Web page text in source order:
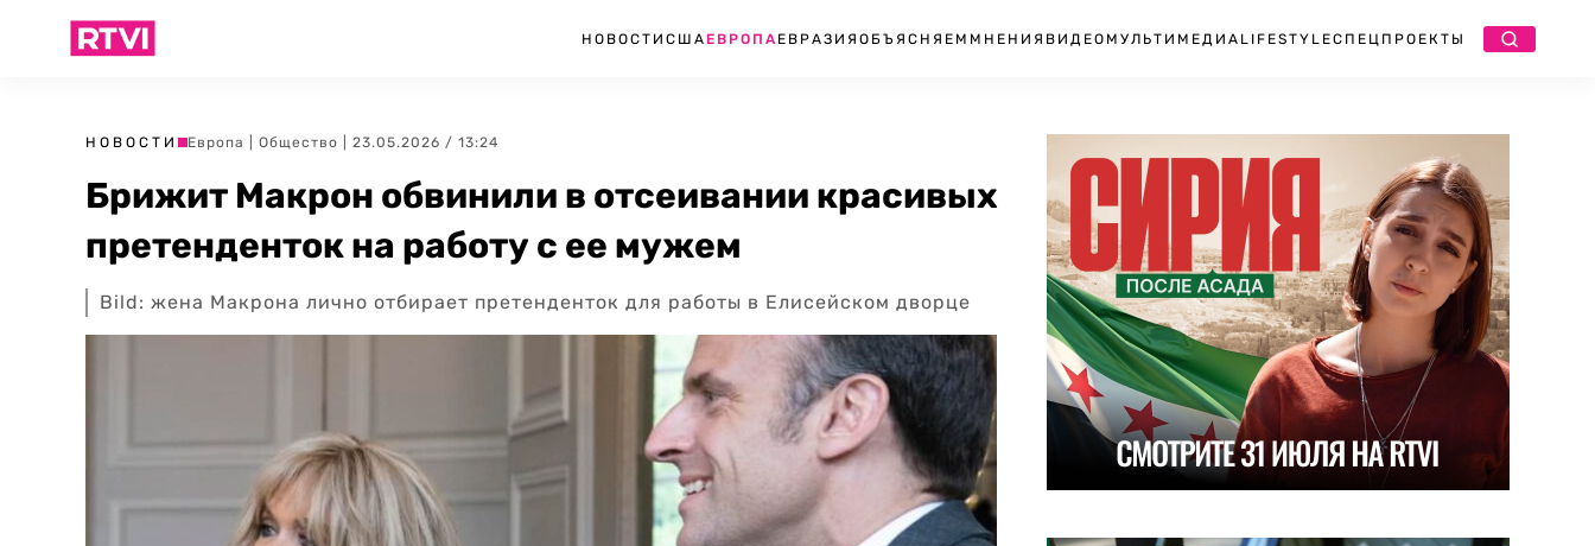
НОВОСТИ США ЕВРОПА ЕВРАЗИЯ ОБЪЯСНЯЕМ МНЕНИЯ ВИДЕО МУЛЬТИМЕДИА LIFESTYLEСПЕЦПРОЕКТЫ
НОВОСТИ Европа Общество | 23.05.2026 / 13:24
Брижит Макрон обвинили в отсеивании красивых
претенденток на работу с ее мужем
Bild: жена Макрона лично отбирает претенденток для работы в Елисейском дворце